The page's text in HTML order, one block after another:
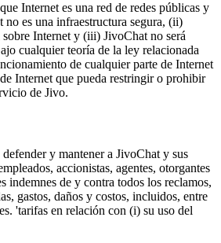
Internet es una red de redes públicas y
es una infraestructura segura, (ii)
Internet y (iii) JivoChat no será
cualquier teoría de la ley relacionada
de cualquier parte de Internet
Internet que pueda restringir o prohibir
de Jivo.
y mantener a JivoChat y sus
accionistas, agentes, otorgantes
indemnes de y contra todos los reclamos,
gastos, daños y costos, incluidos, entre
'tarifas en relación con (i) su uso del